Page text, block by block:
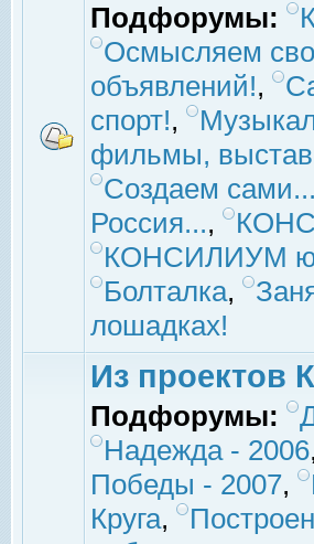
Подфорумы:
Осмысляем
объявлений!,
спорт!,
фильмы,
Создаем сами...
Россия...,
КОНСИЛИУМ
Болталка,
лошадках!
Из проектов
Подфорумы:
Надежда - 2006,
Победы - 2007,
Круга,